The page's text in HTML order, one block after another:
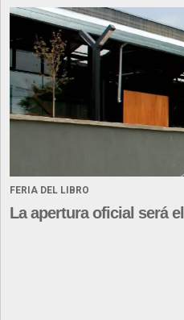
FERIA DEL LIBRO
La apertura oficial será